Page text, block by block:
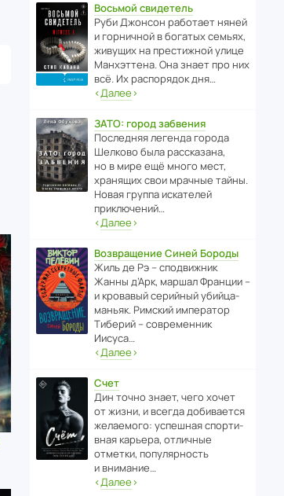
Восьмой свидетель
Руби Джонсон рабо­тает няней
и горни­чной в богатых семьях,
живущих на прес­ти­жной улице
Манх­эт­тена. Она знает про них
всё. Их распо­рядок дня…
‹Далее›
ЗАТО: город забвения
После­дняя легенда города
Шелково была расска­зана,
но в мире ещё много мест,
хранящих свои мрачные тайны.
Новая группа иска­телей
приключений…
‹Далее›
Возвращение Синей Бороды
Жиль де Рэ – спод­ви­жник
Жанны д’Арк, маршал Франции –
и кровавый серийный убийца-
маньяк. Римский импе­ратор
Тиберий – совре­менник
Иисуса…
‹Далее›
Счет
Дин точно знает, чего хочет
от жизни, и всегда доби­ва­ется
жела­е­мого: успе­шная спор­ти­
вная карьера, отли­чные
отметки, попу­ля­р­ность
и внимание…
‹Далее›